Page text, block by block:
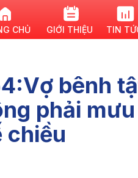
CHỦ GIỚI THIỆU TIN
bênh
phải
chiều